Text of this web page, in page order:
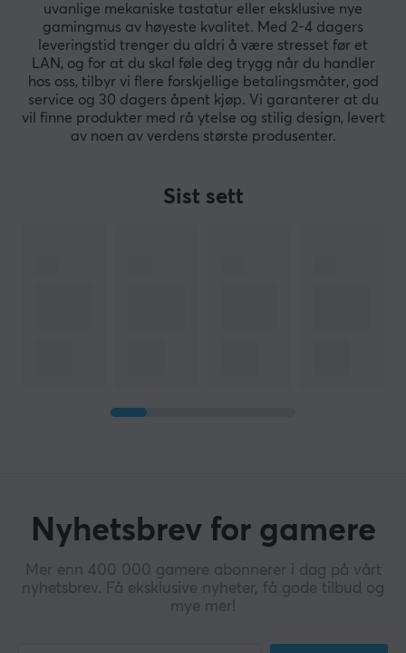
uvanlige mekaniske tastatur eller eksklusive nye
gamingmus av høyeste kvalitet. Med 2-4 dagers
leveringstid trenger du aldri å være stresset før et
LAN, og for at du skal føle deg trygg når du handler
hos oss, tilbyr vi flere forskjellige betalingsmåter, god
service og 30 dagers åpent kjøp. Vi garanterer at du
vil finne produkter med rå ytelse og stilig design, levert
av noen av verdens største produsenter.
Sist sett
Nyhetsbrev for gamere
Mer enn 400 000 gamere abonnerer i dag på vårt
nyhetsbrev. Få eksklusive nyheter, få gode tilbud og
mye mer!